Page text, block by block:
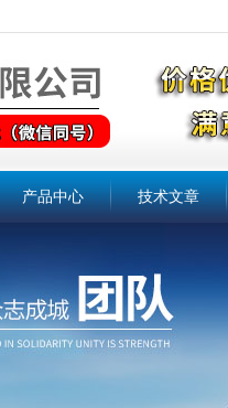
产品中心 技术文章